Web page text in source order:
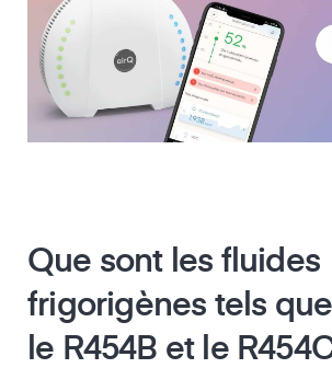
Que sont les fluides
frigorigènes tels
le R454B et le